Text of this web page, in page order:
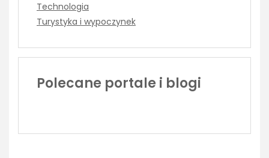
Technologia
Turystyka i wypoczynek
Polecane portale i blogi